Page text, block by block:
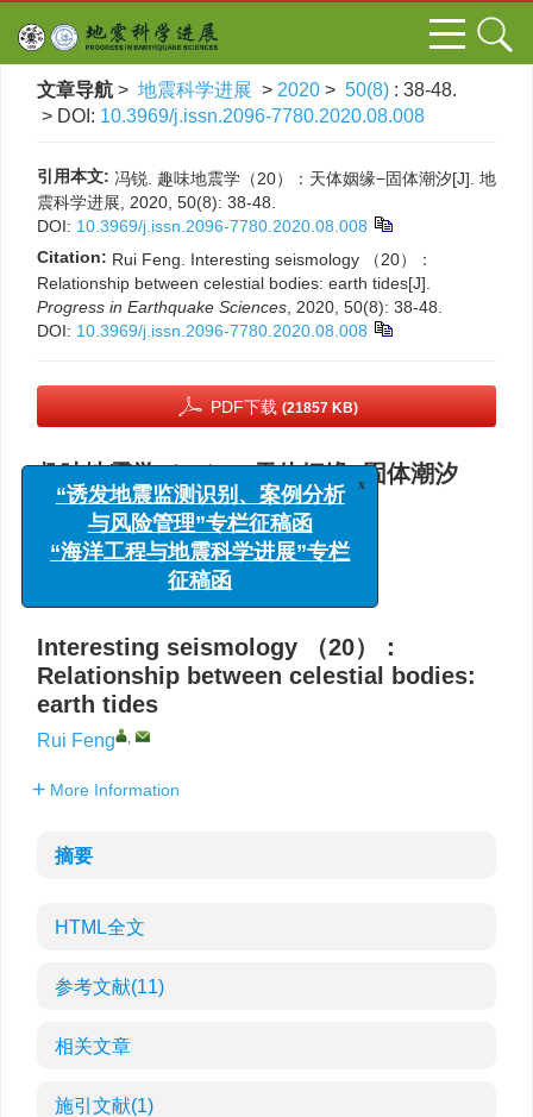
文章导航 > 地震科学进展 > 2020 > 50(8) : 38-48.
> DOI: 10.3969/j.issn.2096-7780.2020.08.008
引用本文: 冯锐. 趣味地震学（20）：天体姻缘−固体潮汐[J]. 地
震科学进展, 2020, 50(8): 38-48.
DOI: 10.3969/j.issn.2096-7780.2020.08.008
Citation: Rui Feng. Interesting seismology （20）：
Relationship between celestial bodies: earth tides[J].
Progress in Earthquake Sciences , 2020, 50(8): 38-48.
DOI: 10.3969/j.issn.2096-7780.2020.08.008
PDF下载 (21857 KB)
趣味地震学（20）：天体姻缘−固体潮汐
冯锐 ,
中国地震台网中心，北京 100045
Interesting seismology （20）：
Relationship between celestial bodies:
earth tides
Rui Feng ,
More Information
摘要
HTML全文
参考文献(11)
相关文章
施引文献(1)
“诱发地震监测识别、案例分析
与风险管理”专栏征稿函
“海洋工程与地震科学进展”专栏
征稿函